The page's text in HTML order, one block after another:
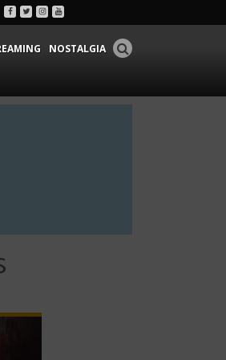
Facebook
Twitter
Instagram
Youtube
NOSTALGIA